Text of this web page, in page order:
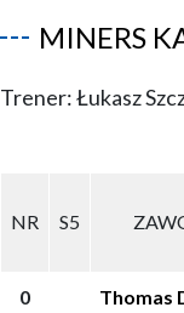
MINERS
Trener: Łukasz
NR S5
0 Thomas
NR S5
0 Thomas